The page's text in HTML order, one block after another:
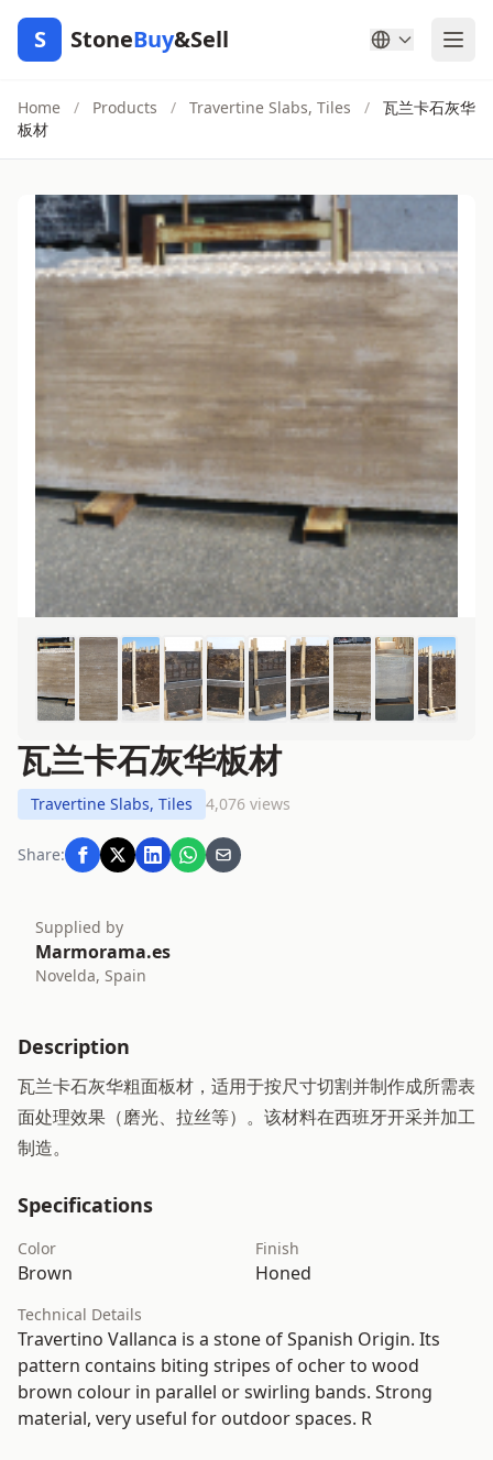
S StoneBuy&Sell
Home / Products / Travertine Slabs, Tiles /
瓦兰卡石灰华
板材
瓦兰卡石灰华板材
Travertine Slabs, Tiles 4,076 views
Share:
Supplied by
Marmorama.es
Novelda, Spain
Description
瓦兰卡石灰华粗面板材，适用于按尺寸切割并制作成所需表
面处理效果（磨光、拉丝等）。该材料在西班牙开采并加工
制造。
Specifications
Color
Brown
Finish
Honed
Technical Details
Travertino Vallanca is a stone of Spanish Origin. Its
pattern contains biting stripes of ocher to wood
brown colour in parallel or swirling bands. Strong
material, very useful for outdoor spaces. R